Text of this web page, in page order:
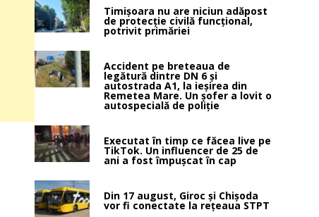
Timișoara nu are niciun adăpost
de protecție civilă funcțional,
potrivit primăriei
Accident pe breteaua de
legătură dintre DN 6 și
autostrada A1, la ieșirea din
Remetea Mare. Un șofer a lovit o
autospecială de poliție
Executat în timp ce făcea live pe
TikTok. Un influencer de 25 de
ani a fost împușcat în cap
Din 17 august, Giroc și Chișoda
vor fi conectate la rețeaua STPT